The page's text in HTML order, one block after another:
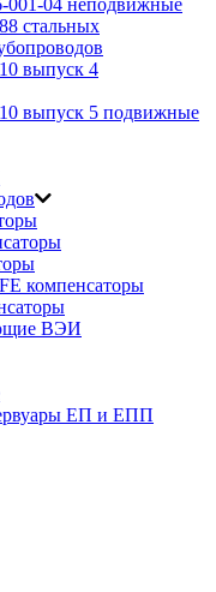
04 неподвижные
стальных
выпуск 4
выпуск 5 подвижные
компенсаторы
ВЭИ
ЕП и ЕПП